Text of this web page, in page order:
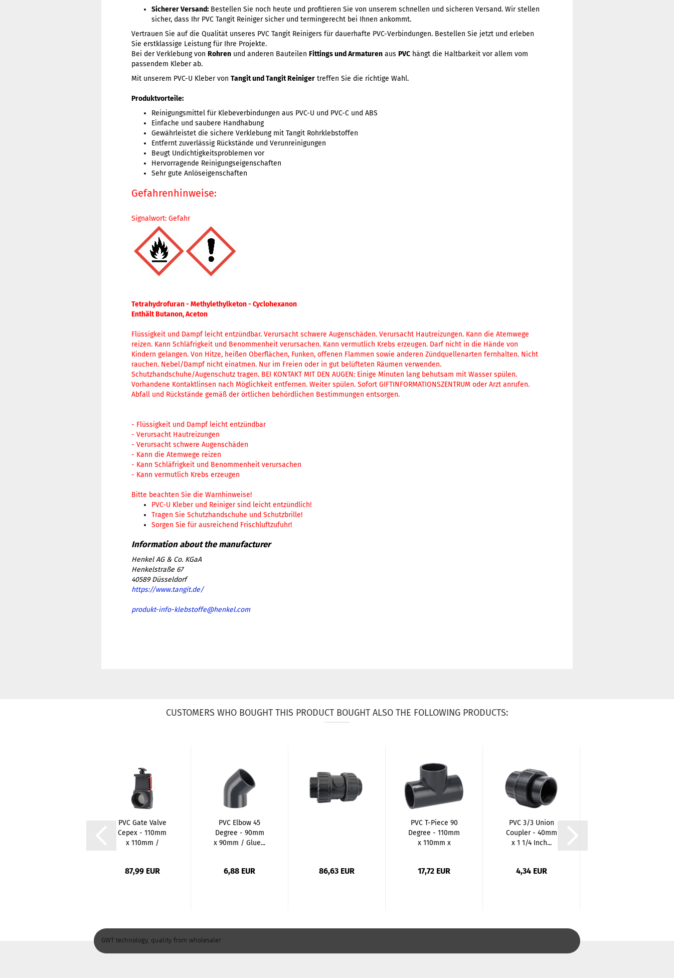
Sicherer Versand: Bestellen Sie noch heute und profitieren Sie von unserem schnellen und sicheren Versand. Wir stellen
sicher, dass Ihr PVC Tangit Reiniger sicher und termingerecht bei Ihnen ankommt.
Vertrauen Sie auf die Qualität unseres PVC Tangit Reinigers für dauerhafte PVC-Verbindungen. Bestellen Sie jetzt und erleben
Sie erstklassige Leistung für Ihre Projekte.
Bei der Verklebung von Rohren und anderen Bauteilen Fittings und Armaturen aus PVC hängt die Haltbarkeit vor allem vom
passendem Kleber ab.
Mit unserem PVC-U Kleber von Tangit und Tangit Reiniger treffen Sie die richtige Wahl.
Produktvorteile:
Reinigungsmittel für Klebeverbindungen aus PVC-U und PVC-C und ABS
Einfache und saubere Handhabung
Gewährleistet die sichere Verklebung mit Tangit Rohrklebstoffen
Entfernt zuverlässig Rückstände und Verunreinigungen
Beugt Undichtigkeitsproblemen vor
Hervorragende Reinigungseigenschaften
Sehr gute Anlöseigenschaften
Gefahrenhinweise:
Signalwort: Gefahr
Tetrahydrofuran - Methylethylketon - Cyclohexanon
Enthält Butanon, Aceton
Flüssigkeit und Dampf leicht entzündbar. Verursacht schwere Augenschäden. Verursacht Hautreizungen. Kann die Atemwege
reizen. Kann Schläfrigkeit und Benommenheit verursachen. Kann vermutlich Krebs erzeugen. Darf nicht in die Hände von
Kindern gelangen. Von Hitze, heißen Oberflächen, Funken, offenen Flammen sowie anderen Zündquellenarten fernhalten. Nicht
rauchen. Nebel/Dampf nicht einatmen. Nur im Freien oder in gut belüfteten Räumen verwenden.
Schutzhandschuhe/Augenschutz tragen. BEI KONTAKT MIT DEN AUGEN: Einige Minuten lang behutsam mit Wasser spülen.
Vorhandene Kontaktlinsen nach Möglichkeit entfernen. Weiter spülen. Sofort GIFTINFORMATIONSZENTRUM oder Arzt anrufen.
Abfall und Rückstände gemäß der örtlichen behördlichen Bestimmungen entsorgen.
- Flüssigkeit und Dampf leicht entzündbar
- Verursacht Hautreizungen
- Verursacht schwere Augenschäden
- Kann die Atemwege reizen
- Kann Schläfrigkeit und Benommenheit verursachen
- Kann vermutlich Krebs erzeugen
Bitte beachten Sie die Warnhinweise!
PVC-U Kleber und Reiniger sind leicht entzündlich!
Tragen Sie Schutzhandschuhe und Schutzbrille!
Sorgen Sie für ausreichend Frischluftzufuhr!
Henkel AG & Co. KGaA
Henkelstraße 67
40589 Düsseldorf
https://www.tangit.de/
produkt-info-klebstoffe@henkel.com
CUSTOMERS WHO BOUGHT THIS PRODUCT BOUGHT ALSO THE FOLLOWING PRODUCTS:
PVC Gate Valve
Cepex - 110mm
x 110mm /
87,99 EUR
PVC Elbow 45
Degree - 90mm
x 90mm / Glue...
6,88 EUR 86,63 EUR
PVC T-Piece 90
Degree - 110mm
x 110mm x
17,72 EUR
PVC 3/3 Union
Coupler - 40mm
x 1 1/4 Inch...
4,34 EUR
GWT technology, quality from wholesaler